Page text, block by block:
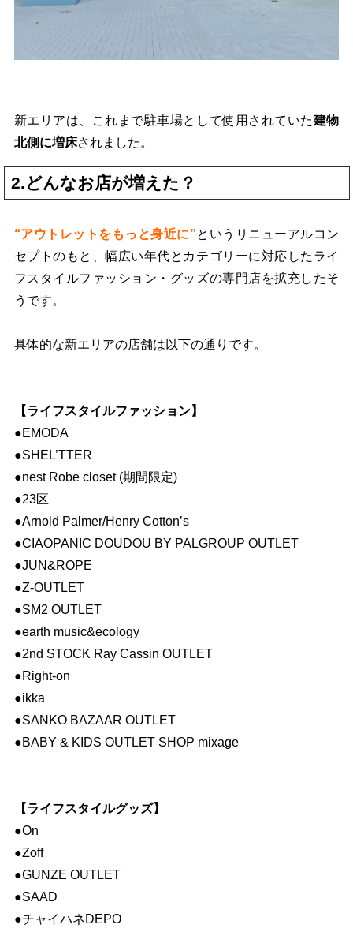
新エリアは、これまで駐車場として使用されていた建物
北側に増床されました。
2.どんなお店が増えた？
“アウトレットをもっと身近に”というリニューアルコン
セプトのもと、幅広い年代とカテゴリーに対応したライ
フスタイルファッション・グッズの専門店を拡充したそ
うです。
具体的な新エリアの店舗は以下の通りです。
【ライフスタイルファッション】
●EMODA
●SHEL’TTER
●nest Robe closet (期間限定)
●23区
●Arnold Palmer/Henry Cotton’s
●CIAOPANIC DOUDOU BY PALGROUP OUTLET
●JUN&ROPE
●Z-OUTLET
●SM2 OUTLET
●earth music&ecology
●2nd STOCK Ray Cassin OUTLET
●Right-on
●ikka
●SANKO BAZAAR OUTLET
●BABY & KIDS OUTLET SHOP mixage
【ライフスタイルグッズ】
●On
●Zoff
●GUNZE OUTLET
●SAAD
●チャイハネDEPO